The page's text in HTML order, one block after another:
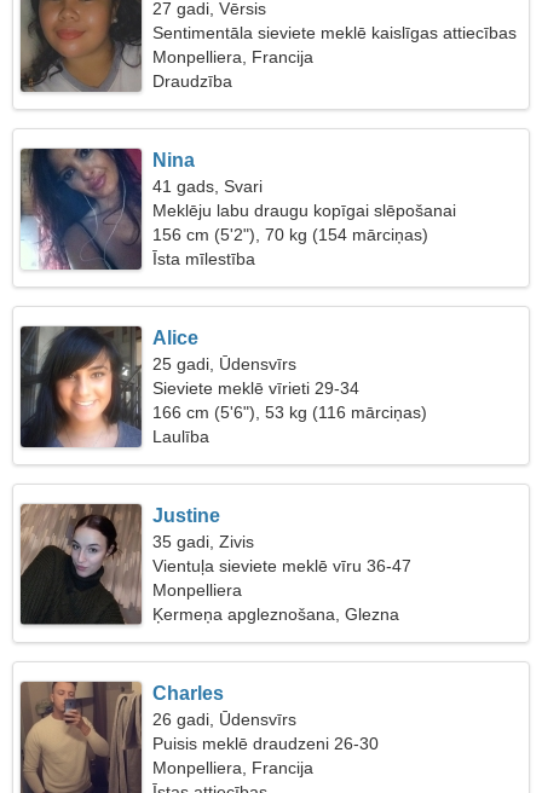
27 gadi, Vērsis
Sentimentāla sieviete meklē kaislīgas attiecības
Monpelliera, Francija
Draudzība
Nina
41 gads, Svari
Meklēju labu draugu kopīgai slēpošanai
156 cm (5'2"), 70 kg (154 mārciņas)
Īsta mīlestība
Alice
25 gadi, Ūdensvīrs
Sieviete meklē vīrieti 29-34
166 cm (5'6"), 53 kg (116 mārciņas)
Laulība
Justine
35 gadi, Zivis
Vientuļa sieviete meklē vīru 36-47
Monpelliera
Ķermeņa apgleznošana, Glezna
Charles
26 gadi, Ūdensvīrs
Puisis meklē draudzeni 26-30
Monpelliera, Francija